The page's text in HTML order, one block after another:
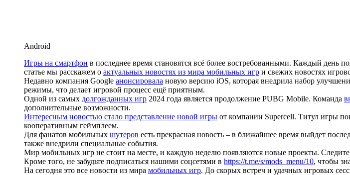
Android
Игры на смартфон в последнее время становятся всё более востребованными. Каждый день
статье мы расскажем о актуальных новостях из мира мобильных игр и свежих новостях
Недавно компания Google анонсировала новую версию iOS, которая внедрила набор
режимы, что делает игровой процесс ещё приятным.
Одной из самых долгожданных игр 2024 года является продолжение PUBG Mobile. Команда
дополнительные возможности.
Интересным новостью стало представление новой игры от компании Supercell. Титул игры
кооперативным геймплеем.
Для фанатов мобильных шутеров есть прекрасная новость – в ближайшее время выйдет
также внедрили специальные события.
Мир мобильных игр не стоит на месте, и каждую неделю появляются новые проекты.
Кроме того, не забудьте подписаться нашими соцсетями в https://t.me/s/mods_menu/10, чтобы
На сегодня это все новости из мира мобильных игр. До скорых встреч и удачных игровых